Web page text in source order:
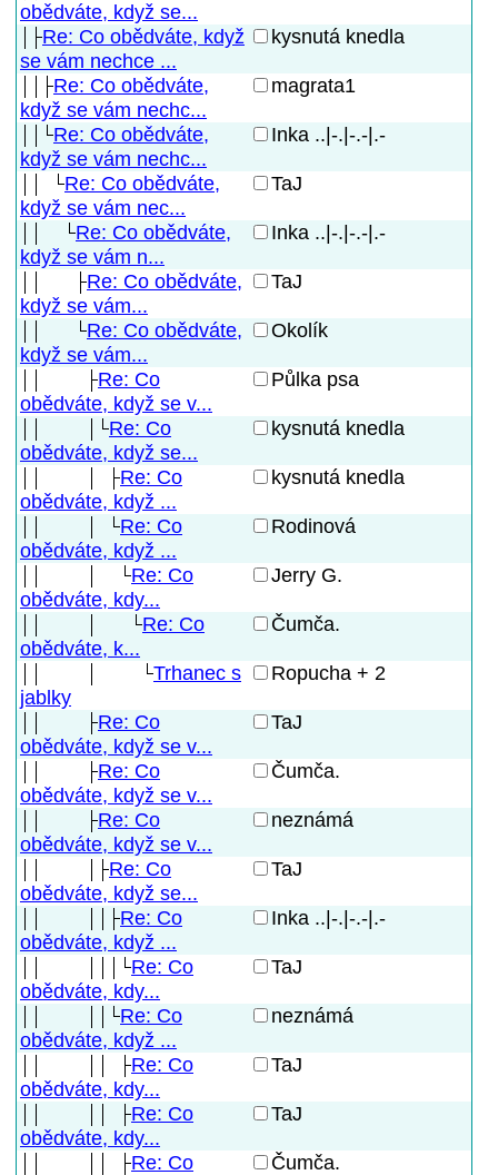
obědváte, když se...
Re: Co obědváte, když
se vám nechce ...
kysnutá knedla
Re: Co obědváte,
když se vám nechc...
magrata1
Re: Co obědváte,
když se vám nechc...
Inka ..|-.|-.-|.-
Re: Co obědváte,
když se vám nec...
TaJ
Re: Co obědváte,
když se vám n...
Inka ..|-.|-.-|.-
Re: Co obědváte,
když se vám...
TaJ
Re: Co obědváte,
když se vám...
Okolík
Re: Co
obědváte, když se v...
Půlka psa
Re: Co
obědváte, když se...
kysnutá knedla
Re: Co
obědváte, když ...
kysnutá knedla
Re: Co
obědváte, když ...
Rodinová
Re: Co
obědváte, kdy...
Jerry G.
Re: Co
obědváte, k...
Čumča.
Trhanec s
jablky
Ropucha + 2
Re: Co
obědváte, když se v...
TaJ
Re: Co
obědváte, když se v...
Čumča.
Re: Co
obědváte, když se v...
neznámá
Re: Co
obědváte, když se...
TaJ
Re: Co
obědváte, když ...
Inka ..|-.|-.-|.-
Re: Co
obědváte, kdy...
TaJ
Re: Co
obědváte, když ...
neznámá
Re: Co
obědváte, kdy...
TaJ
Re: Co
obědváte, kdy...
TaJ
Re: Co
Čumča.